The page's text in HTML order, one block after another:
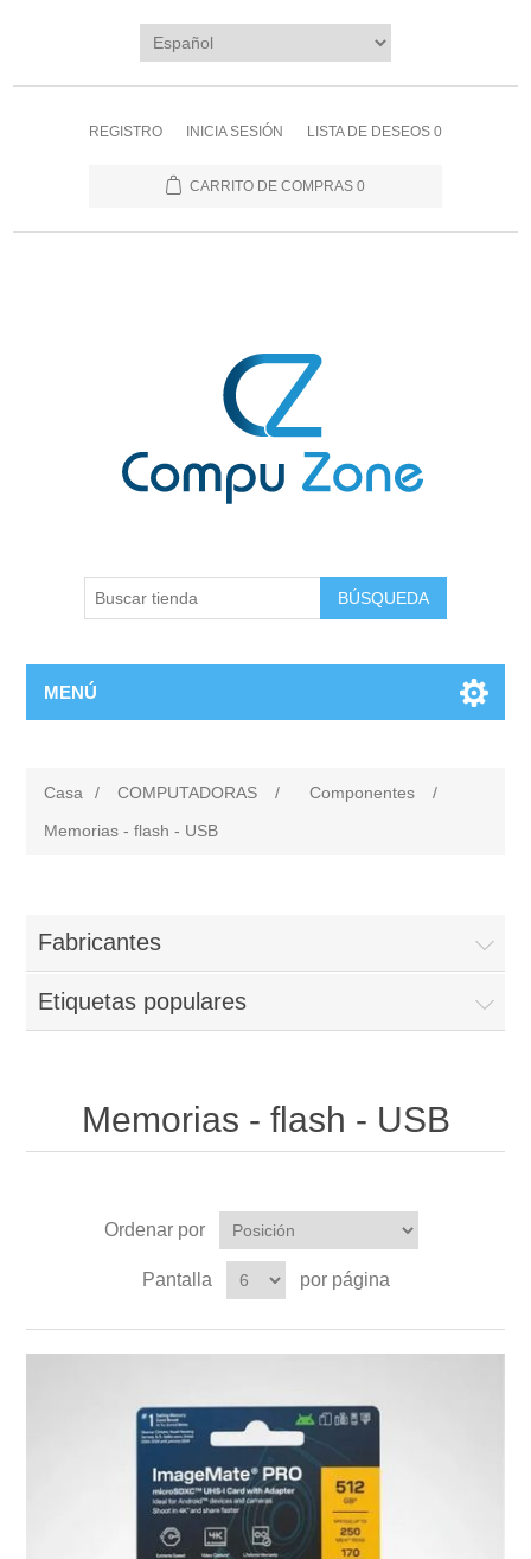
REGISTRO INICIA SESIÓN LISTA DE DESEOS 0
CARRITO DE COMPRAS 0
BÚSQUEDA
MENÚ
Casa / COMPUTADORAS / Componentes
/
Memorias - flash - USB
Fabricantes
Etiquetas populares
Memorias - flash - USB
Ordenar por
Pantalla por página